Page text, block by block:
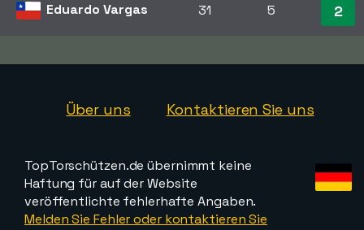
Eduardo Vargas 31 5 2
Über uns Kontaktieren Sie uns
TopTorschützen.de übernimmt keine
Haftung für auf der Website
veröffentlichte fehlerhafte Angaben.
Melden Sie Fehler oder kontaktieren Sie